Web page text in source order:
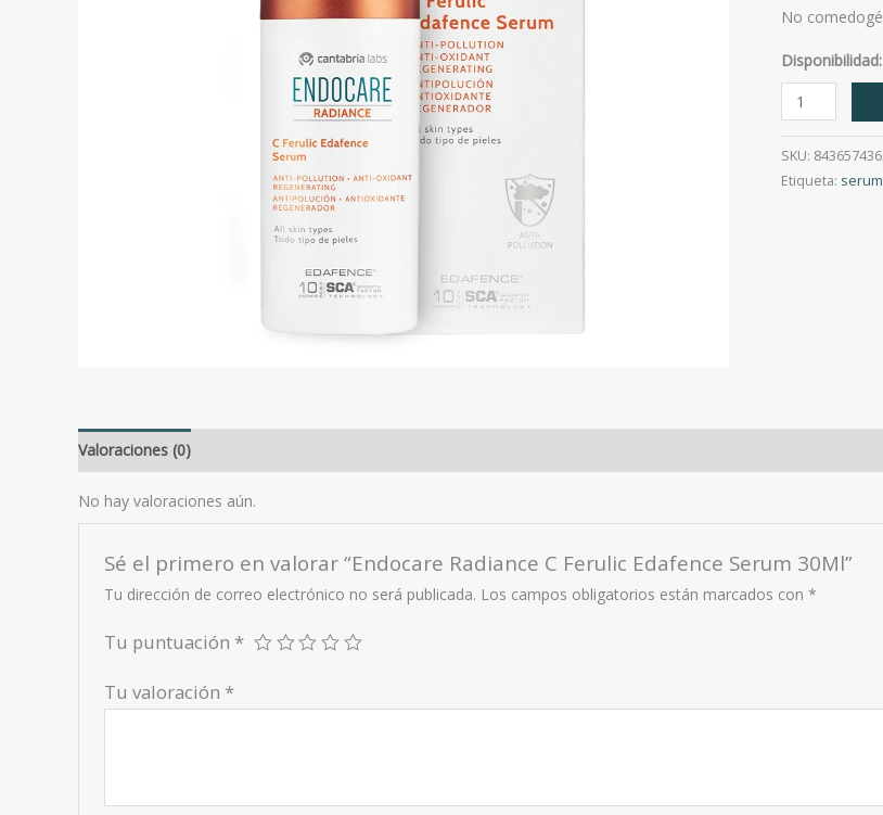
No
Disponibilidad:
Endocare
Radiance
C
Ferulic
SKU:
Etiqueta: serum
Valoraciones (0)
No hay valoraciones aún.
Sé el primero en valorar “Endocare Radiance C Ferulic Edafence Serum 30Ml”
Tu dirección de correo electrónico no será publicada. Los campos obligatorios están marcados con*
Tu puntuación *
Tu valoración *